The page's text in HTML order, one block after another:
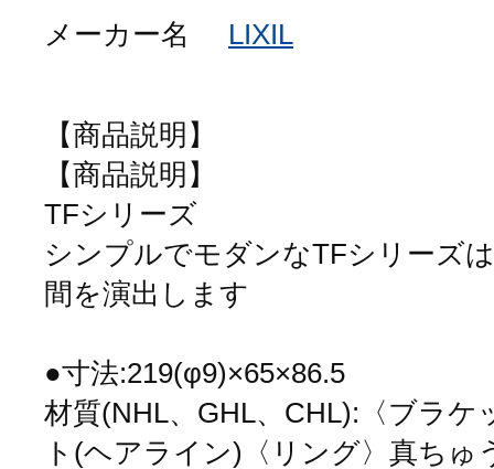
メーカー名 LIXIL
【商品説明】
【商品説明】
TFシリーズ
シンプルでモダンなTFシリーズ
間を演出します
●寸法:219(φ9)×65×86.5
材質(NHL、GHL、CHL):〈ブラケ
ト(ヘアライン)〈リング〉真ちゅ